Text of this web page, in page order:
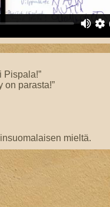
Pispala!”
on parasta!”
mieltä.